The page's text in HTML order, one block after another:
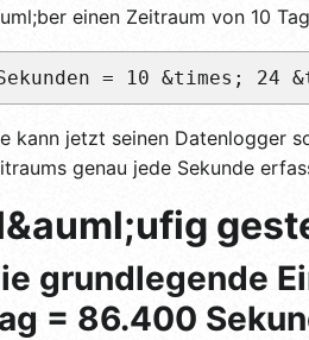
einen Zeitraum von 10
= 10 &times; 24
kann jetzt seinen Datenlogger
genau jede Sekunde
grundlegende
= 86.400